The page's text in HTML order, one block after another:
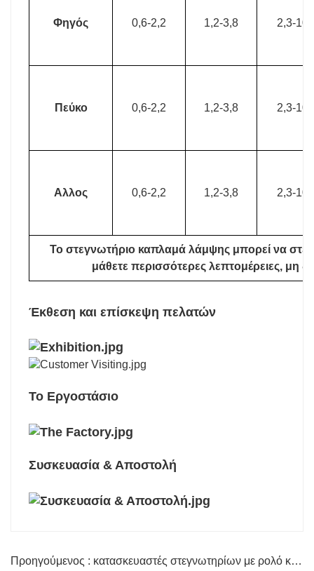
Φηγός 0,6-2,2 1,2-3,8 2,3-10
Πεύκο 0,6-2,2 1,2-3,8 2,3-10
Αλλος 0,6-2,2 1,2-3,8 2,3-10
Το στεγνωτήριο καπλαμά λάμψης μπορεί να
μάθετε περισσότερες λεπτομέρειες, μη
Έκθεση και επίσκεψη πελατών
Το Εργοστάσιο
Συσκευασία & Αποστολή
Προηγούμενος : κατασκευαστές στεγνωτηρίων με ρολό καπλαμά